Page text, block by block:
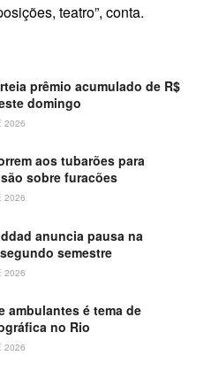
teatro”, conta.
prêmio acumulado de R$
domingo
2026
aos tubarões para
sobre furacões
2026
anuncia pausa na
semestre
2026
ambulantes é tema de
no Rio
2026